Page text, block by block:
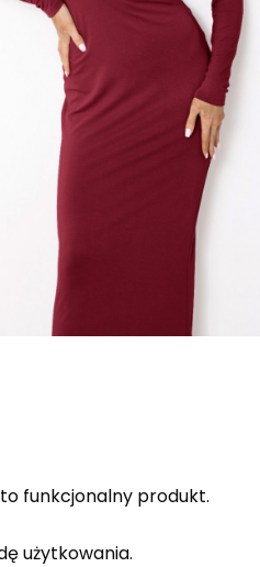
funkcjonalny produkt.
użytkowania.